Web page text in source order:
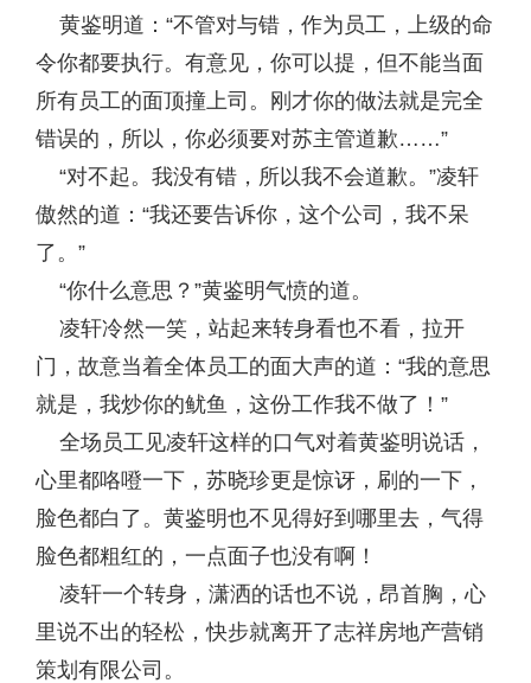
黄鉴明道：“不管对与错，作为员工，上级的命
令你都要执行。有意见，你可以提，但不能当面
所有员工的面顶撞上司。刚才你的做法就是完全
错误的，所以，你必须要对苏主管道歉……”
“对不起。我没有错，所以我不会道歉。”凌轩
傲然的道：“我还要告诉你，这个公司，我不呆
了。”
“你什么意思？”黄鉴明气愤的道。
凌轩冷然一笑，站起来转身看也不看，拉开
门，故意当着全体员工的面大声的道：“我的意思
就是，我炒你的鱿鱼，这份工作我不做了！”
全场员工见凌轩这样的口气对着黄鉴明说话，
心里都咯噔一下，苏晓珍更是惊讶，刷的一下，
脸色都白了。黄鉴明也不见得好到哪里去，气得
脸色都粗红的，一点面子也没有啊！
凌轩一个转身，潇洒的话也不说，昂首胸，心
里说不出的轻松，快步就离开了志祥房地产营销
策划有限公司。